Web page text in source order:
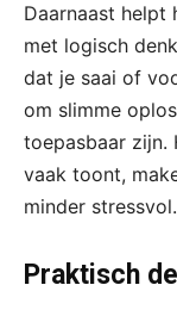
Daarnaast
met logisch
dat je saai of
om slimme
toepasbaar zijn.
vaak toont,
minder stressvol.
Praktisch